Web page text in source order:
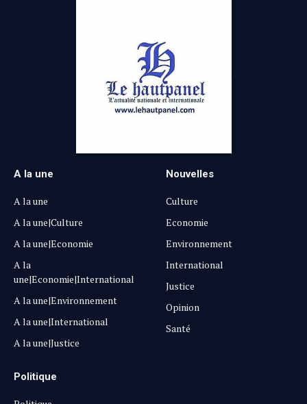
A la une
A la une
A la une|Culture
A la une|Economie
A la
une|Economie|International
A la une|Environnement
A la une|International
A la une|Justice
Nouvelles
Culture
Economie
Environnement
International
Justice
Opinion
Santé
Politique